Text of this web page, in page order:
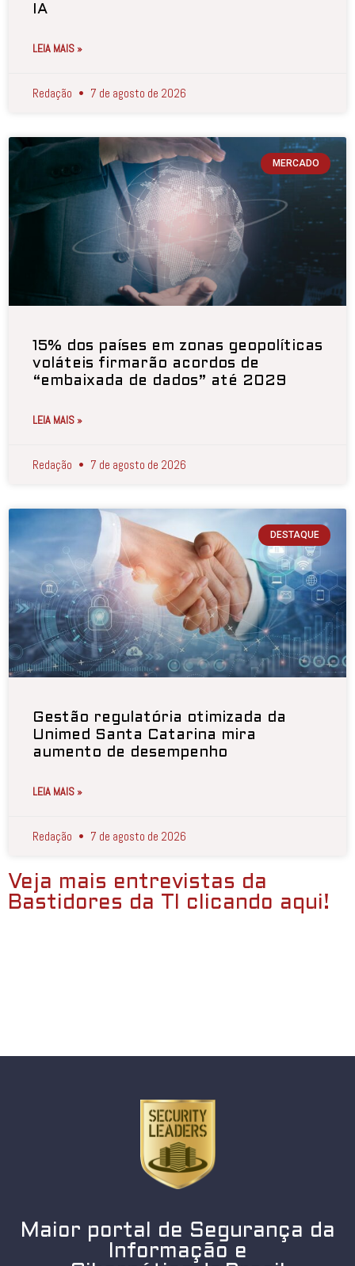
IA
LEIA MAIS »
Redação 7 de agosto de 2026
MERCADO
15% dos países em zonas geopolíticas
voláteis firmarão acordos de
“embaixada de dados” até 2029
LEIA MAIS »
Redação 7 de agosto de 2026
DESTAQUE
Gestão regulatória otimizada da
Unimed Santa Catarina mira
aumento de desempenho
LEIA MAIS »
Redação 7 de agosto de 2026
Veja mais entrevistas da
Bastidores da TI clicando aqui!
Maior portal de Segurança da
Informação e